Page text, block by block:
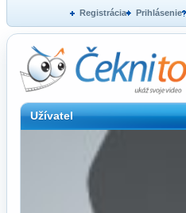
Registrácia Prihlásenie
Užívatel